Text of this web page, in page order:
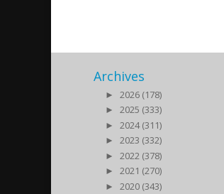
Archives
►
2026 (178)
►
2025 (333)
►
2024 (311)
►
2023 (332)
►
2022 (378)
►
2021 (270)
►
2020 (343)